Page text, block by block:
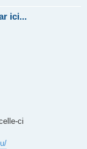
ici...
ci